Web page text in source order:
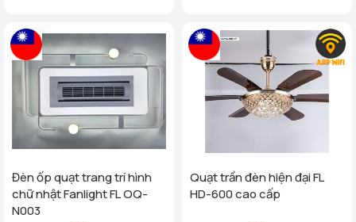
Đèn ốp quạt trang trí hình
chữ nhật Fanlight FL OQ-
N003
Quạt trần đèn hiện đại FL
HD-600 cao cấp